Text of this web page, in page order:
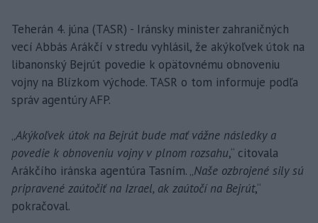
Teherán 4. júna (TASR) - Iránsky minister zahraničných
vecí Abbás Arákčí v stredu vyhlásil, že akýkoľvek útok na
libanonský Bejrút povedie k opätovnému obnoveniu
vojny na Blízkom východe. TASR o tom informuje podľa
správ agentúry AFP.
„Akýkoľvek útok na Bejrút bude mať vážne následky a
povedie k obnoveniu vojny v plnom rozsahu,“ citovala
Arákčího iránska agentúra Tasním. „Naše ozbrojené sily sú
pripravené zaútočiť na Izrael, ak zaútočí na Bejrút,“
pokračoval.